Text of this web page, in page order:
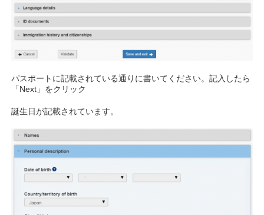
パスポートに記載されている通りに書いてください。記入したら
「Next」をクリック
誕生日が記載されています。